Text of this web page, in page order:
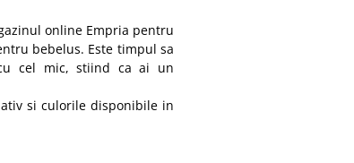
online Empria pentru
bebelus. Este timpul sa
cel mic, stiind ca ai un
si culorile disponibile in